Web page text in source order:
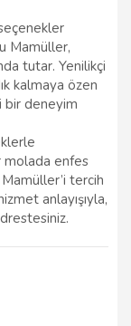
Mamüller,
tutar. Yenilikçi
kalmaya özen
bir deneyim
molada enfes
tercih
anlayışıyla,